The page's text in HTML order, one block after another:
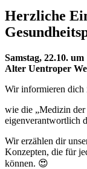
Herzliche
Samstag, 22.10.
Alter Uentroper
Wir informieren dich
wie die „Medizin
eigenverantwortlich
Wir erzählen dir
Konzepten, die für
können. 😍